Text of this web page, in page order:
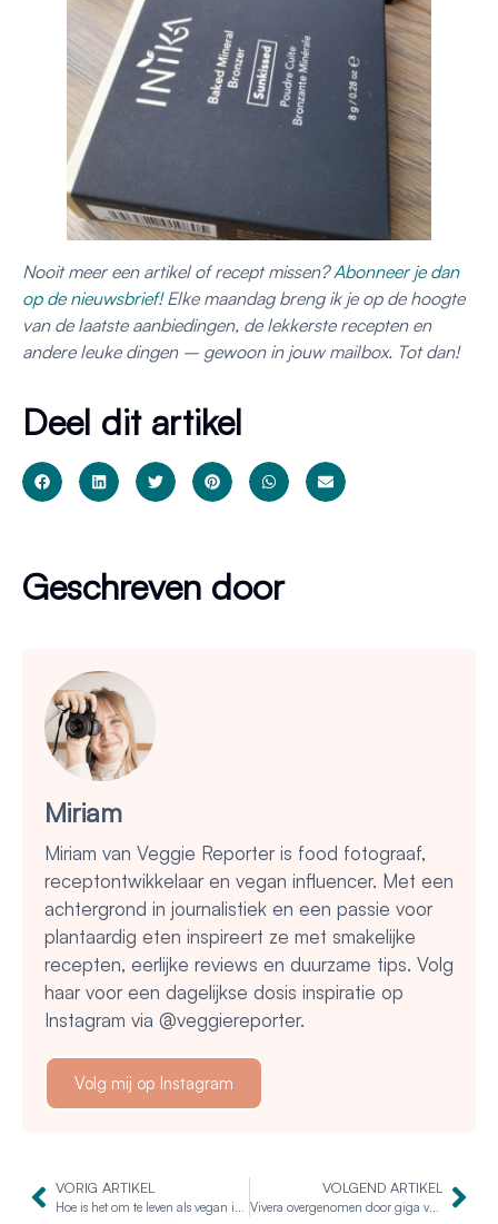
Nooit meer een artikel of recept missen?Abonneer je dan
op de nieuwsbrief!Elke maandag breng ik je op de hoogte
van de laatste aanbiedingen, de lekkerste recepten en
andere leuke dingen – gewoon in jouw mailbox. Tot dan!
Deel dit artikel
Geschreven door
Miriam
Miriam van Veggie Reporter is food fotograaf,
receptontwikkelaar en vegan influencer. Met een
achtergrond in journalistiek en een passie voor
plantaardig eten inspireert ze met smakelijke
recepten, eerlijke reviews en duurzame tips. Volg
haar voor een dagelijkse dosis inspiratie op
Instagram via @veggiereporter.
Volg mij op Instagram
VORIG ARTIKEL
Hoe is het om te leven als vegan in België?
VOLGEND ARTIKEL
Vivera overgenomen door giga voedselproducent JBS uit Brazilië